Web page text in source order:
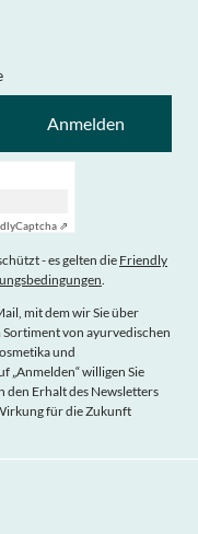
Anmelden
Captcha ⇗
- es gelten die Friendly
mit dem wir Sie über
von ayurvedischen
und
„Anmelden“ willigen Sie
den Erhalt des Newsletters
für die Zukunft